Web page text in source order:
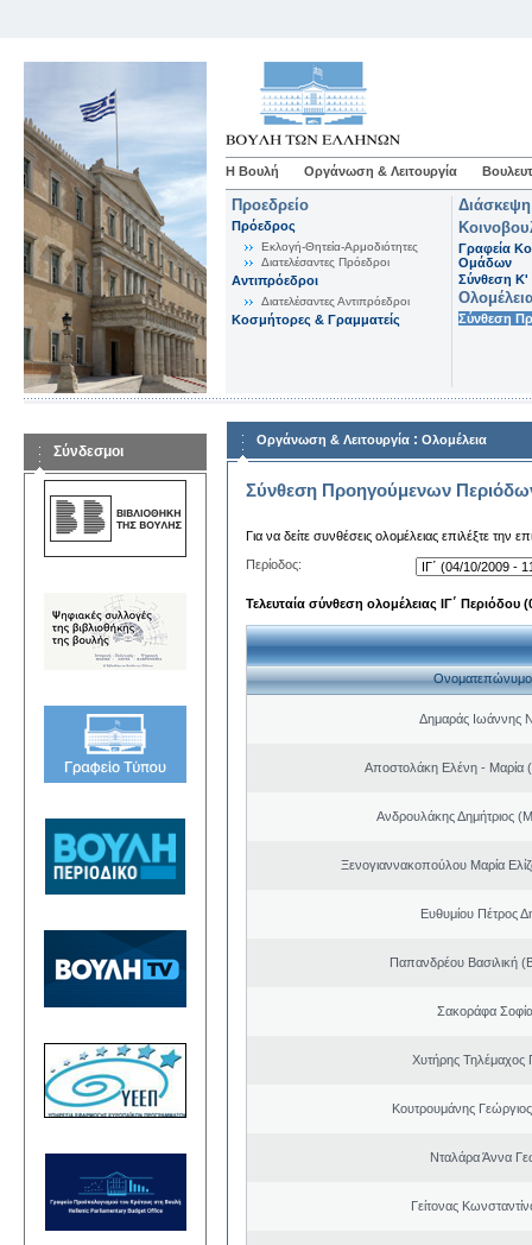
Η Βουλή Οργάνωση & Λειτουργία
Προεδρείο
Πρόεδρος
Εκλογή-Θητεία-Αρμοδιότητες
Διατελέσαντες Πρόεδροι
Αντιπρόεδροι
Διατελέσαντες Αντιπρόεδροι
Κοσμήτορες & Γραμματείς
Γραφεία
Ομάδων
Σύνθεση K'
Σύνθεση
Σύνδεσμοι
Οργάνωση & Λειτουργία : Ολομέλεια
Σύνθεση Προηγούμενων
Για να δείτε συνθέσεις ολομέλειας επιλέξτε την
Περίοδος:
Τελευταία σύνθεση ολομέλειας ΙΓ΄ Περιόδου
Ονοματεπώνυμο
Δημαράς Ιωάννης
Αποστολάκη Ελένη - Μαρία
Ανδρουλάκης Δημήτριος
Ξενογιαννακοπούλου Μαρία
Ευθυμίου Πέτρος
Παπανδρέου Βασιλική
Σακοράφα
Χυτήρης Τηλέμαχος
Κουτρουμάνης
Νταλάρα Άννα
Γείτονας